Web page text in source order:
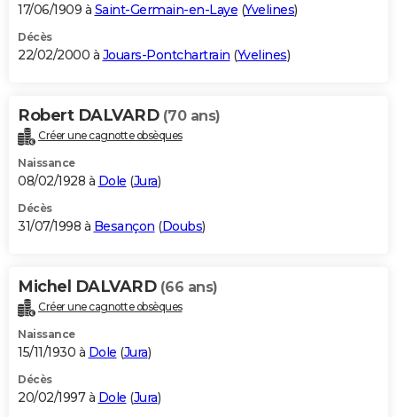
17/06/1909 à Saint-Germain-en-Laye (Yvelines)
Décès
22/02/2000 à Jouars-Pontchartrain (Yvelines)
Robert DALVARD (70 ans)
Créer une cagnotte obsèques
Naissance
08/02/1928 à Dole (Jura)
Décès
31/07/1998 à Besançon (Doubs)
Michel DALVARD (66 ans)
Créer une cagnotte obsèques
Naissance
15/11/1930 à Dole (Jura)
Décès
20/02/1997 à Dole (Jura)